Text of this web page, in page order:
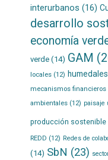
interurbanos (16)
desarrollo
economía
verde(14) GAM
locales(12) humedales
mecanismos financieros
ambientales(12) paisaje
producción sostenible
REDD (12) Redes de
(14) SbN (23)